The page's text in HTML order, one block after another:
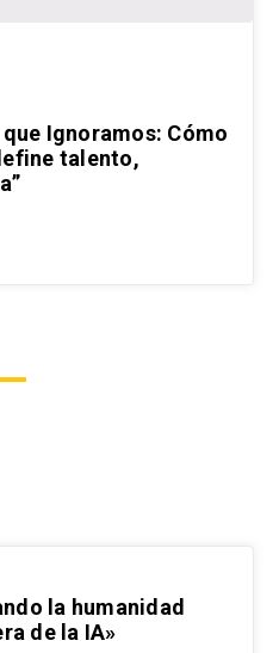
Ignoramos: Cómo
talento,
la humanidad
de la IA»